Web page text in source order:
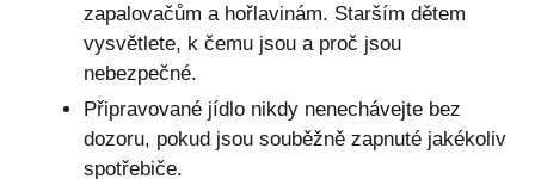
zapalovačům a hořlavinám. Starším dětem
vysvětlete, k čemu jsou a proč jsou
nebezpečné.
Připravované jídlo nikdy nenechávejte bez
dozoru, pokud jsou souběžně zapnuté jakékoliv
spotřebiče.